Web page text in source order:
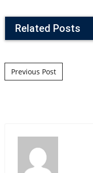
Related Posts
Post navigation
Previous Post